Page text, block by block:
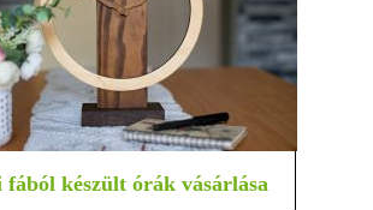
fából készült órák vásárlása